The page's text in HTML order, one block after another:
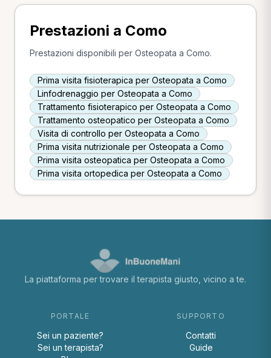
Prestazioni a Como
Prestazioni disponibili per Osteopata a Como.
Prima visita fisioterapica per Osteopata a Como
Linfodrenaggio per Osteopata a Como
Trattamento fisioterapico per Osteopata a Como
Trattamento osteopatico per Osteopata a Como
Visita di controllo per Osteopata a Como
Prima visita nutrizionale per Osteopata a Como
Prima visita osteopatica per Osteopata a Como
Prima visita ortopedica per Osteopata a Como
La piattaforma per trovare il terapista giusto, vicino a te.
PORTALE
Sei un paziente?
Sei un terapista?
SUPPORTO
Contatti
Guide